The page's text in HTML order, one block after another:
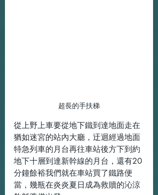
超長的手扶梯
從上野上車要從地下鐵到達地面走在
猶如迷宮的站內大廳，迂迴經過地面
特急列車的月台再往車站後方下到約
地下十層到達新幹線的月台，還有20
分鐘餘裕我們就在車站買了鐵路便
當，幾瓶在炎炎夏日成為救贖的沁涼